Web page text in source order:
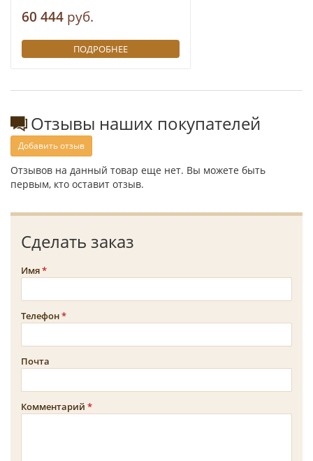
60 444 руб.
ПОДРОБНЕЕ
Отзывы наших покупателей
Добавить отзыв
Отзывов на данный товар еще нет. Вы можете быть
первым, кто оставит отзыв.
Сделать заказ
Имя
Телефон
Почта
Комментарий